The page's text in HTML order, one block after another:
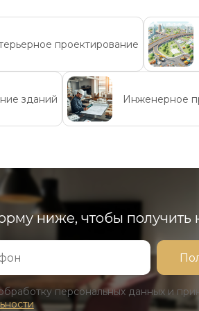
проектирование
зданий Инженерное
ниже, чтобы получить
персональных данных и